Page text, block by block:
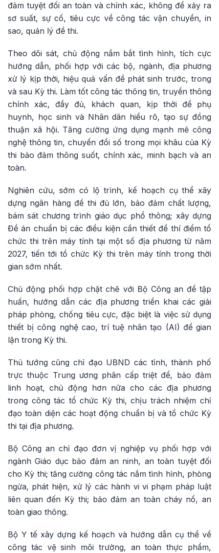
đảm tuyệt đối an toàn và chính xác, không để xảy ra
sơ suất, sự cố, tiêu cực về công tác vận chuyển, in
sao, quản lý đề thi.
Theo dõi sát, chủ động nắm bắt tình hình, tích cực
hướng dẫn, phối hợp với các bộ, ngành, địa phương
xử lý kịp thời, hiệu quả vấn đề phát sinh trước, trong
và sau Kỳ thi. Làm tốt công tác thông tin, truyền thông
chính xác, đầy đủ, khách quan, kịp thời để phụ
huynh, học sinh và Nhân dân hiểu rõ, tạo sự đồng
thuận xã hội. Tăng cường ứng dụng mạnh mẽ công
nghệ thông tin, chuyển đổi số trong mọi khâu của Kỳ
thi bảo đảm thông suốt, chính xác, minh bạch và an
toàn.
Nghiên cứu, sớm có lộ trình, kế hoạch cụ thể xây
dựng ngân hàng đề thi đủ lớn, bảo đảm chất lượng,
bám sát chương trình giáo dục phổ thông; xây dựng
Đề án chuẩn bị các điều kiện cần thiết để thí điểm tổ
chức thi trên máy tính tại một số địa phương từ năm
2027, tiến tới tổ chức Kỳ thi trên máy tính trong thời
gian sớm nhất.
Chủ động phối hợp chặt chẽ với Bộ Công an để tập
huấn, hướng dẫn các địa phương triển khai các giải
pháp phòng, chống tiêu cực, đặc biệt là việc sử dụng
thiết bị công nghệ cao, trí tuệ nhân tạo (AI) để gian
lận trong Kỳ thi.
Thủ tướng cũng chỉ đạo UBND các tỉnh, thành phố
trực thuộc Trung ương phân cấp triệt để, bảo đảm
linh hoạt, chủ động hơn nữa cho các địa phương
trong công tác tổ chức Kỳ thi, chịu trách nhiệm chỉ
đạo toàn diện các hoạt động chuẩn bị và tổ chức Kỳ
thi tại địa phương.
Bộ Công an chỉ đạo đơn vị nghiệp vụ phối hợp với
ngành Giáo dục bảo đảm an ninh, an toàn tuyệt đối
cho Kỳ thi; tăng cường công tác nắm tình hình, phòng
ngừa, phát hiện, xử lý các hành vi vi phạm pháp luật
liên quan đến Kỳ thi; bảo đảm an toàn cháy nổ, an
toàn giao thông.
Bộ Y tế xây dựng kế hoạch và hướng dẫn cụ thể về
công tác vệ sinh môi trường, an toàn thực phẩm,